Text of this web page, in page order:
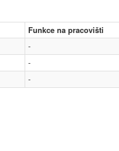
Funkce na pracovišti
-
-
-